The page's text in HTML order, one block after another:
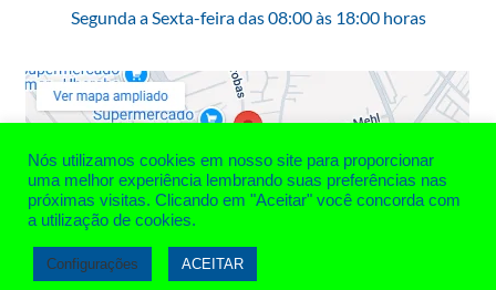
Segunda a Sexta-feira das 08:00 às 18:00 horas
Nós utilizamos cookies em nosso site para proporcionar
uma melhor experiência lembrando suas preferências nas
próximas visitas. Clicando em "Aceitar" você concorda com
a utilização de cookies.
Configurações ACEITAR